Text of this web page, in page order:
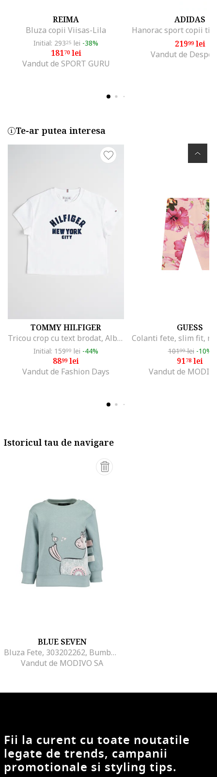
REIMA
Bluza copii Viisas-Lila
Initial: 29325 lei -38%
18170lei
Vandut de SPORT GURU
ADIDAS
21999lei
Vandut de
Te-ar putea interesa
TOMMY HILFIGER
Tricou crop cu text brodat, Albastru ultramarin/Alb optic
Initial: 15999 lei -44%
8899lei
Vandut de Fashion Days
GUESS
10199lei -10%
9178 lei
Vandut de
Istoricul tau de navigare
BLUE SEVEN
Bluza Fete, 303202262, Bumbac, Verde
Vandut de MODIVO SA
Fii la curent cu toate noutatile
legate de trends, campanii
promotionale si styling tips.